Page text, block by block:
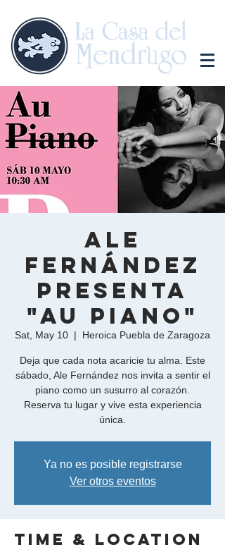
Ale
Fernández
presenta
"Au Piano"
Sat, May 10
  |
Heroica Puebla de Zaragoza
Deja que cada nota acaricie tu alma. Este
sábado, Ale Fernández nos invita a sentir el
piano como un susurro al corazón.
Reserva tu lugar y vive esta experiencia
Ya no es posible registrarse
Ver otros eventos
Time & Location